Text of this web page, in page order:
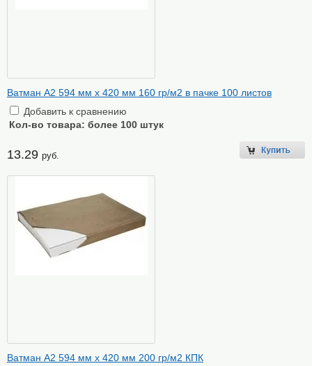
Ватман А2 594 мм х 420 мм 160 гр/м2 в пачке 100 листов
Добавить к сравнению
Кол-во товара: более 100 штук
13.29 руб.
Ватман А2 594 мм х 420 мм 200 гр/м2 КПК